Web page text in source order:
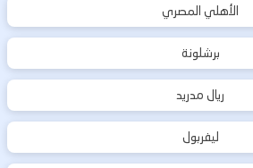
الأهلي المصري
برشلونة
ريال مدريد
ليفربول